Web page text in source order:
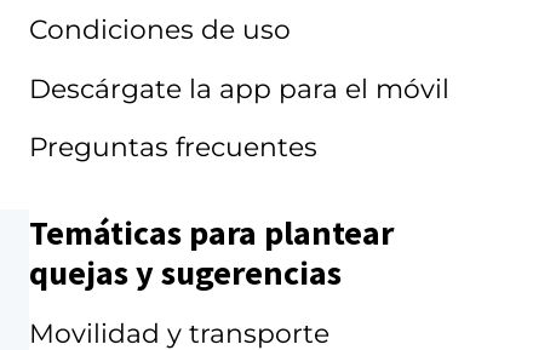
Condiciones de uso
Descárgate la app para el móvil
Preguntas frecuentes
Temáticas para plantear
quejas y sugerencias
Movilidad y transporte